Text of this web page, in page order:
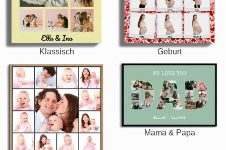
Klassisch Geburt
Mama & Papa